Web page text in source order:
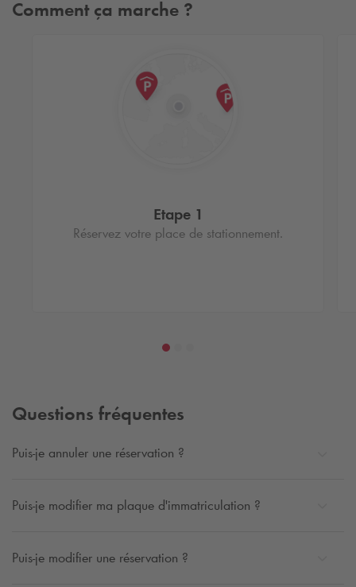
Comment ça marche ?
Etape 1
Réservez votre place de stationnement.
Questions fréquentes
Puis-je annuler une réservation ?
Puis-je modifier ma plaque d'immatriculation ?
Puis-je modifier une réservation ?